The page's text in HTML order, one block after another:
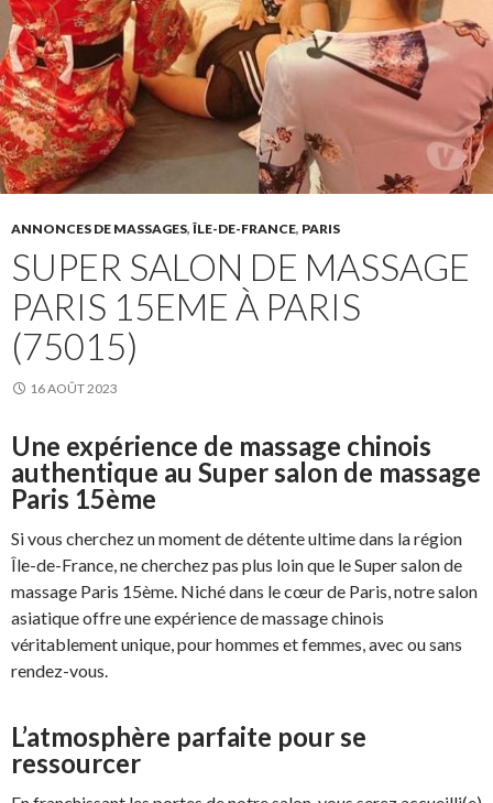
ANNONCES DE MASSAGES, ÎLE-DE-FRANCE, PARIS
SUPER SALON DE MASSAGE
PARIS 15EME À PARIS
(75015)
16 AOÛT 2023
Une expérience de massage chinois
authentique au Super salon de massage
Paris 15ème
Si vous cherchez un moment de détente ultime dans la région
Île-de-France, ne cherchez pas plus loin que le Super salon de
massage Paris 15ème. Niché dans le cœur de Paris, notre salon
asiatique offre une expérience de massage chinois
véritablement unique, pour hommes et femmes, avec ou sans
rendez-vous.
L’atmosphère parfaite pour se
ressourcer